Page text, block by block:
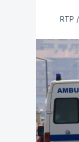
RTP /